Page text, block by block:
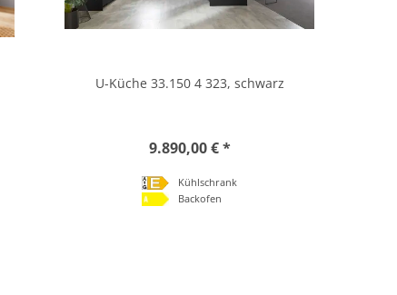
U-Küche 33.150 4 323, schwarz
9.890,00 € *
Kühlschrank
Backofen